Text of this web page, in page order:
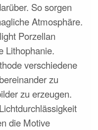
So sorgen
Atmosphäre.
Porzellan
Lithophanie.
verschiedene
zu
zu erzeugen.
die Motive